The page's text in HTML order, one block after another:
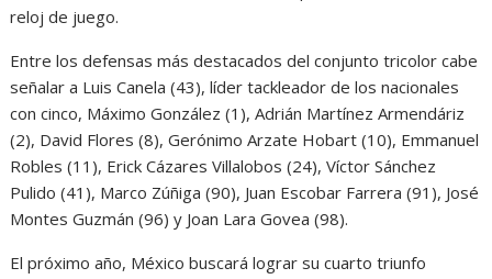
reloj de juego.
Entre los defensas más destacados del conjunto tricolor cabe
señalar a Luis Canela (43), líder tackleador de los nacionales
con cinco, Máximo González (1), Adrián Martínez Armendáriz
(2), David Flores (8), Gerónimo Arzate Hobart (10), Emmanuel
Robles (11), Erick Cázares Villalobos (24), Víctor Sánchez
Pulido (41), Marco Zúñiga (90), Juan Escobar Farrera (91), José
Montes Guzmán (96) y Joan Lara Govea (98).
El próximo año, México buscará lograr su cuarto triunfo